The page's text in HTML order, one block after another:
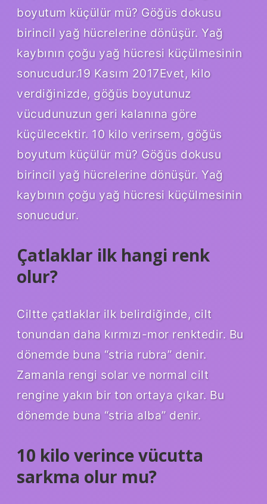
boyutum küçülür mü? Göğüs dokusu
birincil yağ hücrelerine dönüşür. Yağ
kaybının çoğu yağ hücresi küçülmesinin
sonucudur.19 Kasım 2017Evet, kilo
verdiğinizde, göğüs boyutunuz
vücudunuzun geri kalanına göre
küçülecektir. 10 kilo verirsem, göğüs
boyutum küçülür mü? Göğüs dokusu
birincil yağ hücrelerine dönüşür. Yağ
kaybının çoğu yağ hücresi küçülmesinin
sonucudur.
Çatlaklar ilk hangi renk
olur?
Ciltte çatlaklar ilk belirdiğinde, cilt
tonundan daha kırmızı-mor renktedir. Bu
dönemde buna “stria rubra” denir.
Zamanla rengi solar ve normal cilt
rengine yakın bir ton ortaya çıkar. Bu
dönemde buna “stria alba” denir.
10 kilo verince vücutta
sarkma olur mu?